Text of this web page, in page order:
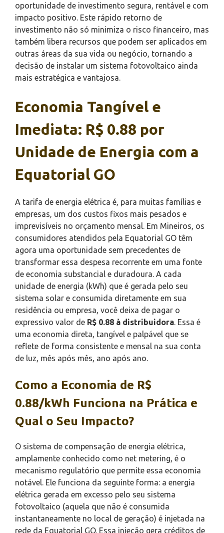
oportunidade de investimento segura, rentável e com
impacto positivo. Este rápido retorno de
investimento não só minimiza o risco financeiro, mas
também libera recursos que podem ser aplicados em
outras áreas da sua vida ou negócio, tornando a
decisão de instalar um sistema fotovoltaico ainda
mais estratégica e vantajosa.
Economia Tangível e
Imediata: R$ 0.88 por
Unidade de Energia com a
Equatorial GO
A tarifa de energia elétrica é, para muitas famílias e
empresas, um dos custos fixos mais pesados e
imprevisíveis no orçamento mensal. Em Mineiros, os
consumidores atendidos pela Equatorial GO têm
agora uma oportunidade sem precedentes de
transformar essa despesa recorrente em uma fonte
de economia substancial e duradoura. A cada
unidade de energia (kWh) que é gerada pelo seu
sistema solar e consumida diretamente em sua
residência ou empresa, você deixa de pagar o
expressivo valor de R$ 0.88 à distribuidora . Essa é
uma economia direta, tangível e palpável que se
reflete de forma consistente e mensal na sua conta
de luz, mês após mês, ano após ano.
Como a Economia de R$
0.88/kWh Funciona na Prática e
Qual o Seu Impacto?
O sistema de compensação de energia elétrica,
amplamente conhecido como net metering, é o
mecanismo regulatório que permite essa economia
notável. Ele funciona da seguinte forma: a energia
elétrica gerada em excesso pelo seu sistema
fotovoltaico (aquela que não é consumida
instantaneamente no local de geração) é injetada na
rede da Equatorial GO. Essa injeção gera créditos de